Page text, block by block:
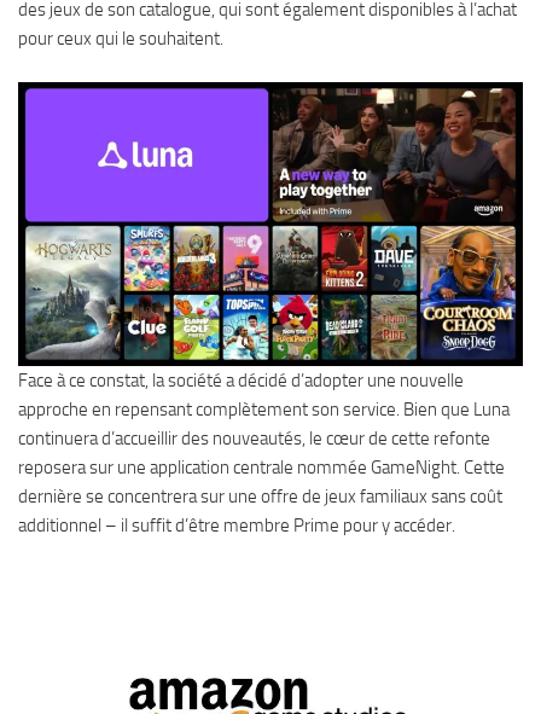
des jeux de son catalogue, qui sont également disponibles à l’achat
pour ceux qui le souhaitent.
Face à ce constat, la société a décidé d’adopter une nouvelle
approche en repensant complètement son service. Bien que Luna
continuera d’accueillir des nouveautés, le cœur de cette refonte
reposera sur une application centrale nommée GameNight. Cette
dernière se concentrera sur une offre de jeux familiaux sans coût
additionnel – il suffit d’être membre Prime pour y accéder.